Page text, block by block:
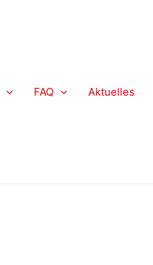
FAQ Aktuelles